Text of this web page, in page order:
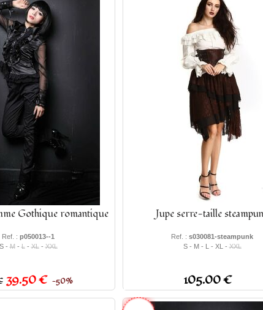
Gothique romantique
Ref. : p050013--1
-M-L-XL-XXL
39.50 € −50%
Jupe serre-taille
Ref. : s030081-steampunk
S - M - L - XL -XXL
105.00 €